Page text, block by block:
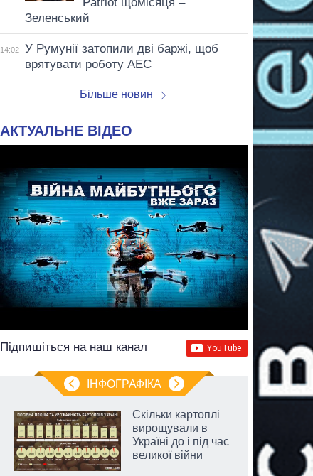
Зеленський
14:02
У Румунії затопили дві баржі, щоб
врятувати роботу АЕС
Більше новин
АКТУАЛЬНЕ ВІДЕО
Підпишіться на наш канал
ІНФОГРАФІКА
Скільки картоплі
вирощували в
Україні до і під час
великої війни